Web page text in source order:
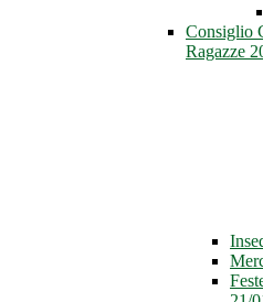
Consiglio
Ragazze